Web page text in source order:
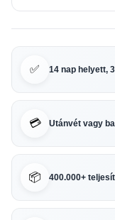
✅ 14 nap helyett,
💳 Utánvét vagy
📦 400.000+